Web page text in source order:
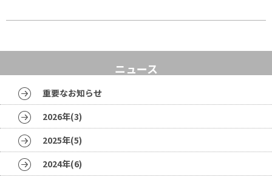
ニュース
重要なお知らせ
2026年(3)
2025年(5)
2024年(6)